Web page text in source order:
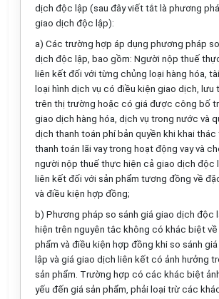
dịch độc lập (sau đây viết tắt là phương
giao dịch độc lập):
a) Các trường hợp áp dụng phương pháp
dịch độc lập, bao gồm: Người nộp thuế
liên kết đối với từng chủng loại hàng hóa,
loại hình dịch vụ có điều kiện giao dịch, lưu
trên thị trường hoặc có giá được công bố
giao dịch hàng hóa, dịch vụ trong nước và
dịch thanh toán phí bản quyền khi khai thác
thanh toán lãi vay trong hoạt động vay và
người nộp thuế thực hiện cả giao dịch độc
liên kết đối với sản phẩm tương đồng về
và điều kiện hợp đồng;
b) Phương pháp so sánh giá giao dịch độc
hiện trên nguyên tắc không có khác biệt
phẩm và điều kiện hợp đồng khi so sánh
lập và giá giao dịch liên kết có ảnh hưởng
sản phẩm. Trường hợp có các khác biệt
yếu đến giá sản phẩm, phải loại trừ các